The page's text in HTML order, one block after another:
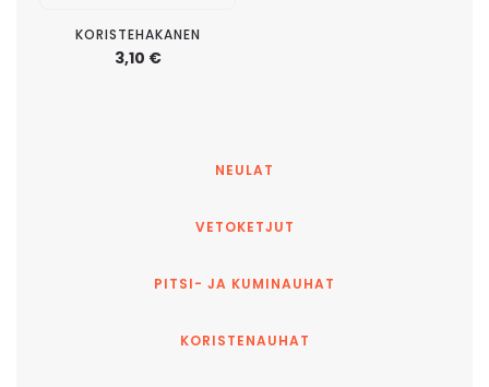
KORISTEHAKANEN
3,10 €
NEULAT
VETOKETJUT
PITSI- JA KUMINAUHAT
KORISTENAUHAT